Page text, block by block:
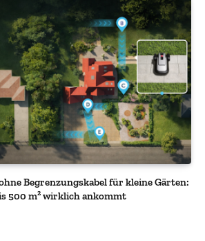
Begrenzungskabel für kleine Gärten:
500 m² wirklich ankommt